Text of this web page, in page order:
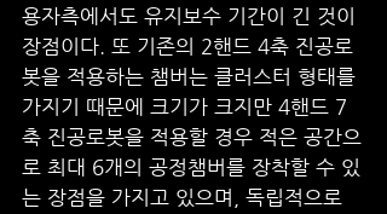
용자측에서도 유지보수 기간이 긴 것이
장점이다. 또 기존의 2핸드 4축 진공로
봇을 적용하는 챔버는 클러스터 형태를
가지기 때문에 크기가 크지만 4핸드 7
축 진공로봇을 적용할 경우 적은 공간으
로 최대 6개의 공정챔버를 장착할 수 있
는 장점을 가지고 있으며, 독립적으로